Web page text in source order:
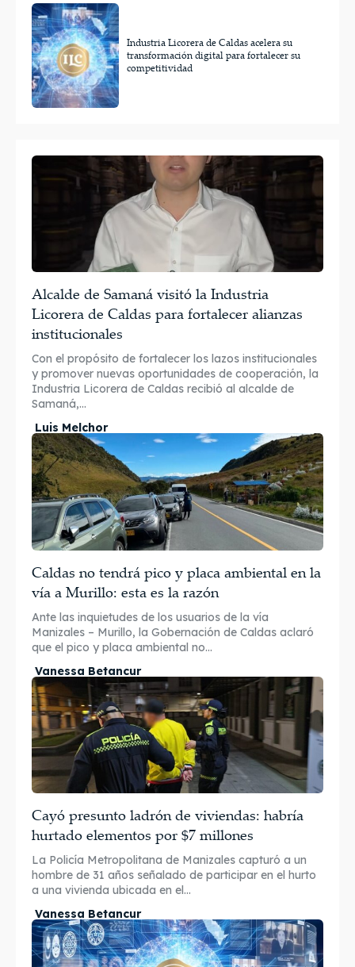
Industria Licorera de Caldas acelera su
transformación digital para fortalecer su
competitividad
Alcalde de Samaná visitó la Industria
Licorera de Caldas para fortalecer alianzas
institucionales
Con el propósito de fortalecer los lazos institucionales
y promover nuevas oportunidades de cooperación, la
Industria Licorera de Caldas recibió al alcalde de
Samaná,...
Luis Melchor
Caldas no tendrá pico y placa ambiental en la
vía a Murillo: esta es la razón
Ante las inquietudes de los usuarios de la vía
Manizales – Murillo, la Gobernación de Caldas aclaró
que el pico y placa ambiental no...
Vanessa Betancur
Cayó presunto ladrón de viviendas: habría
hurtado elementos por $7 millones
La Policía Metropolitana de Manizales capturó a un
hombre de 31 años señalado de participar en el hurto
a una vivienda ubicada en el...
Vanessa Betancur